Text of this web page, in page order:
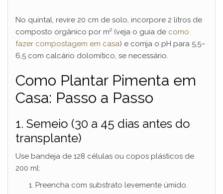
No quintal, revire 20 cm de solo, incorpore 2 litros de
composto orgânico por m² (veja o guia de como
fazer compostagem em casa) e corrija o pH para 5,5–
6,5 com calcário dolomítico, se necessário.
Como Plantar Pimenta em
Casa: Passo a Passo
1. Semeio (30 a 45 dias antes do
transplante)
Use bandeja de 128 células ou copos plásticos de
200 ml:
Preencha com substrato levemente úmido.